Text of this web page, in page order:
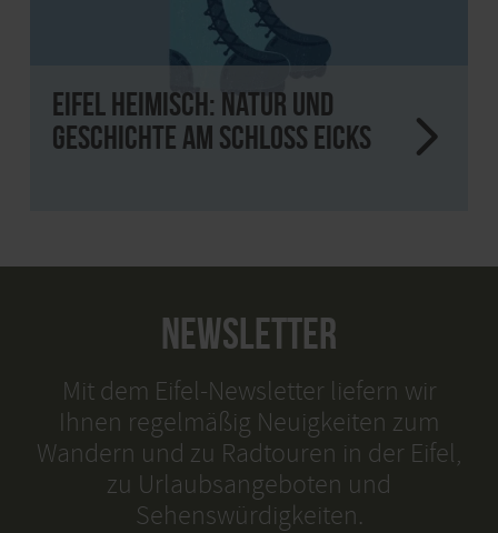
Eifel heimisch: Natur und
Geschichte am Schloss Eicks
NEWSLETTER
Mit dem Eifel-Newsletter liefern wir
Ihnen regelmäßig Neuigkeiten zum
Wandern und zu Radtouren in der Eifel,
zu Urlaubsangeboten und
Sehenswürdigkeiten.